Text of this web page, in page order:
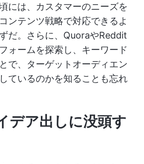
には、カスタマーのニーズを
ンテンツ戦略で対応できるよ
だ。さらに、QuoraやReddit
ォームを探索し、キーワード
で、ターゲットオーディエン
ているのかを知ることも忘れ
デア出しに没頭す